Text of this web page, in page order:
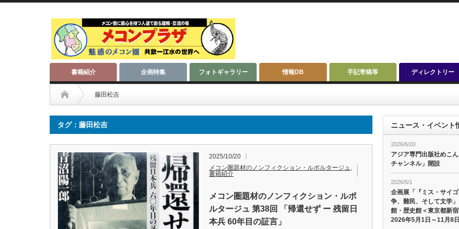
書籍紹介 企画特集 フォトギャラリー 情報DB 手記寄稿等 ディレクトリー
藤田松吉
タグ：藤田松吉
2025/10/20
メコン圏題材のノンフィクション・ルポルタージュ,
書籍紹介
メコン圏題材のノンフィクション・ルポ
ルタージュ 第38回 「帰還せず ー 残留日
本兵 60年目の証言」
ニュース・イベント
2026/6/20
アジア専門出版社めこ
チャンネル」開設
2026/5/1
企画展「『ミス・サイ
争、難民、そして文学
館・歴史館＜東京都新
2026年5月1日～11月8日